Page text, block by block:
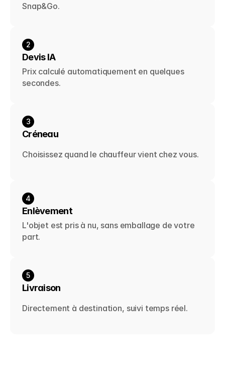
Snap&Go.
2
Devis IA
Prix calculé automatiquement en quelques
secondes.
3
Créneau
Choisissez quand le chauffeur vient chez vous.
4
Enlèvement
L'objet est pris à nu, sans emballage de votre
part.
5
Livraison
Directement à destination, suivi temps réel.